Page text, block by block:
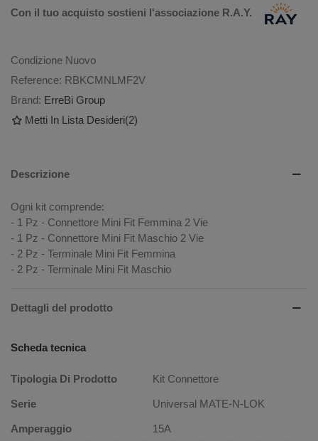
Con il tuo acquisto sostieni l'associazione R.A.Y.
Condizione Nuovo
Reference: RBKCMNLMF2V
Brand: ErreBi Group
Metti In Lista Desideri(2)
Descrizione
Ogni kit comprende:
- 1 Pz - Connettore Mini Fit Femmina 2 Vie
- 1 Pz - Connettore Mini Fit Maschio 2 Vie
- 2 Pz - Terminale Mini Fit Femmina
- 2 Pz - Terminale Mini Fit Maschio
Dettagli del prodotto
Scheda tecnica
Tipologia Di Prodotto Kit Connettore
Serie Universal MATE-N-LOK
Amperaggio 15A